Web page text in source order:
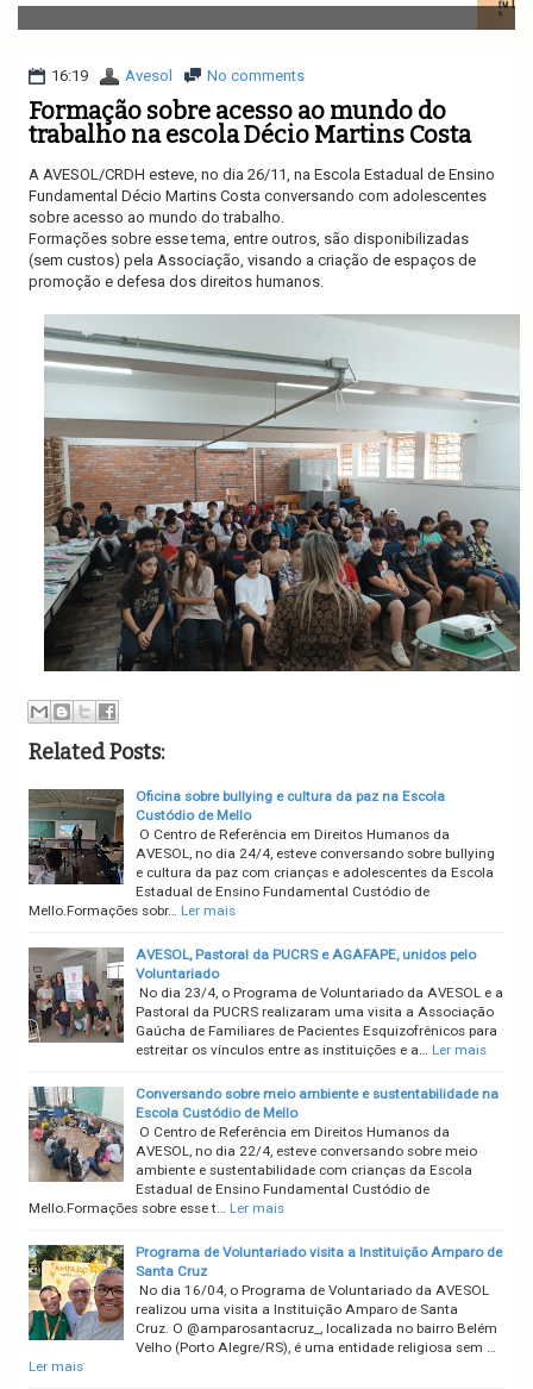
v
i
a
i
o
16:19 Avesol No comments
Formação sobre acesso ao mundo do
trabalho na escola Décio Martins Costa
A AVESOL/CRDH esteve, no dia 26/11, na Escola Estadual de Ensino
Fundamental Décio Martins Costa conversando com adolescentes
sobre acesso ao mundo do trabalho.
Formações sobre esse tema, entre outros, são disponibilizadas
(sem custos) pela Associação, visando a criação de espaços de
promoção e defesa dos direitos humanos.
Related Posts:
Oficina sobre bullying e cultura da paz na Escola
Custódio de Mello
O Centro de Referência em Direitos Humanos da
AVESOL, no dia 24/4, esteve conversando sobre bullying
e cultura da paz com crianças e adolescentes da Escola
Estadual de Ensino Fundamental Custódio de
Mello.Formações sobr… Ler mais
AVESOL, Pastoral da PUCRS e AGAFAPE, unidos pelo
Voluntariado
No dia 23/4, o Programa de Voluntariado da AVESOL e a
Pastoral da PUCRS realizaram uma visita a Associação
Gaúcha de Familiares de Pacientes Esquizofrênicos para
estreitar os vínculos entre as instituições e a… Ler mais
Conversando sobre meio ambiente e sustentabilidade na
Escola Custódio de Mello
O Centro de Referência em Direitos Humanos da
AVESOL, no dia 22/4, esteve conversando sobre meio
ambiente e sustentabilidade com crianças da Escola
Estadual de Ensino Fundamental Custódio de
Mello.Formações sobre esse t… Ler mais
Programa de Voluntariado visita a Instituição Amparo de
Santa Cruz
No dia 16/04, o Programa de Voluntariado da AVESOL
realizou uma visita a Instituição Amparo de Santa
Cruz. O @amparosantacruz_, localizada no bairro Belém
Velho (Porto Alegre/RS), é uma entidade religiosa sem …
Ler mais